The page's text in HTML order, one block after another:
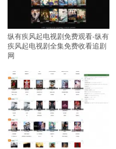
纵有疾风起电视剧免费观看-纵有
疾风起电视剧全集免费收看追剧
网